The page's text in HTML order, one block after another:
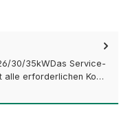
30/35kWDas Service-
alle erforderlichen Ko…